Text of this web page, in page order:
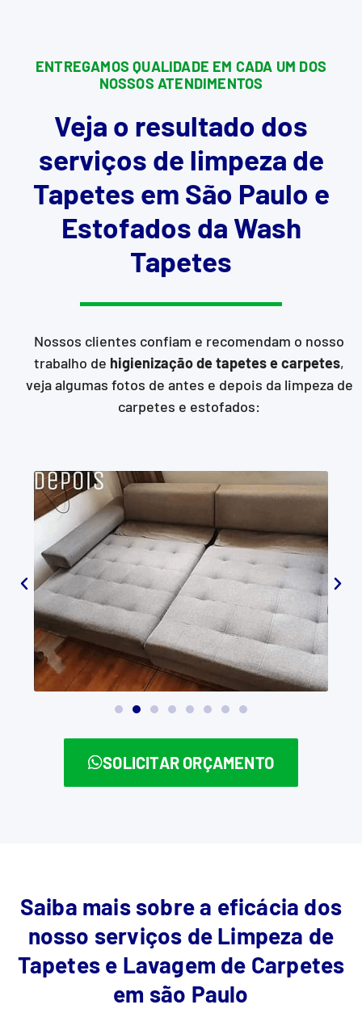
ENTREGAMOS QUALIDADE EM CADA UM DOS
NOSSOS ATENDIMENTOS
Veja o resultado dos
serviços de limpeza de
Tapetes em São Paulo e
Estofados da Wash
Tapetes
Nossos clientes confiam e recomendam o nosso
trabalho de higienização de tapetes e carpetes,
veja algumas fotos de antes e depois da limpeza de
carpetes e estofados:
SOLICITAR ORÇAMENTO
Saiba mais sobre a eficácia dos
nosso serviços de Limpeza de
Tapetes e Lavagem de Carpetes
em são Paulo